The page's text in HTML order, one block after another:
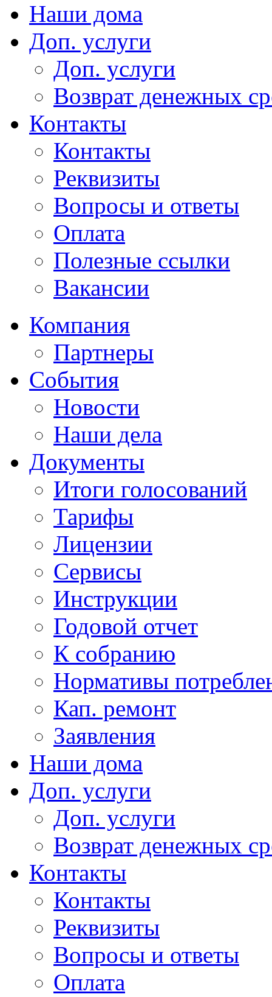
Наши дома
Доп. услуги
Доп. услуги
Возврат денежных
Контакты
Контакты
Реквизиты
Вопросы и ответы
Оплата
Полезные ссылки
Вакансии
Компания
Партнеры
События
Новости
Наши дела
Документы
Итоги голосований
Тарифы
Лицензии
Сервисы
Инструкции
Годовой отчет
К собранию
Нормативы
Кап. ремонт
Заявления
Наши дома
Доп. услуги
Доп. услуги
Возврат денежных
Контакты
Контакты
Реквизиты
Вопросы и ответы
Оплата